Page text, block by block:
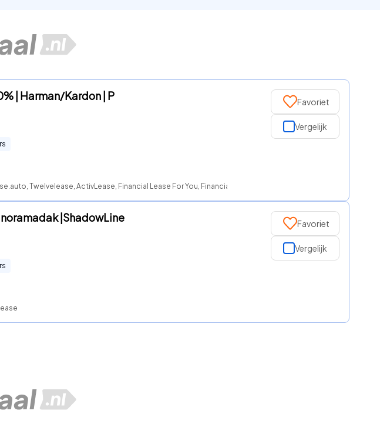
| Harman/Kardon | P
Twelvelease, ActivLease, Financial Lease For You, FinancialLease.nl, Watkanikleasen.nl,
Favoriet
Vergelijk
|ShadowLine Favoriet
Vergelijk